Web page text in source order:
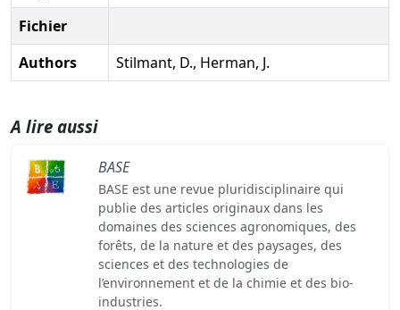
Fichier
Authors
Stilmant, D., Herman, J.
A lire aussi
BASE
BASE est une revue pluridisciplinaire qui
publie des articles originaux dans les
domaines des sciences agronomiques, des
forêts, de la nature et des paysages, des
sciences et des technologies de
l’environnement et de la chimie et des bio-
industries.